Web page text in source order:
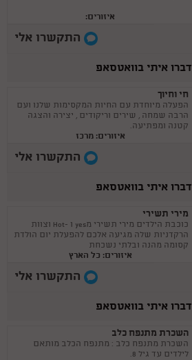
איזורים:
התקשרו אלי
דברו איתי בוואטסאפ
חי וחיוך
הפעלה מיוחדת עם החיות המקסימות שלנו ועם
הרבה שמחה , שירים וריקודים , יצירה והצגה
קטנה ומפתיעה.
איזורים: מרכז
התקשרו אלי
דברו איתי בוואטסאפ
מירי תשירי
כוכבת הילדים מירי תשירי מyes ו -Hot וצוות
הרקדניות שלה מגיעה אלכם להפעלת יום הולדת
קסומה מהנה ובלתי נשכחת
איזורים: כל הארץ
התקשרו אלי
דברו איתי בוואטסאפ
השכרת מתנפח כלב
השכרת מתנפח כלב : מתנפח הכלב מותאם
לילדים עד גיל 8.